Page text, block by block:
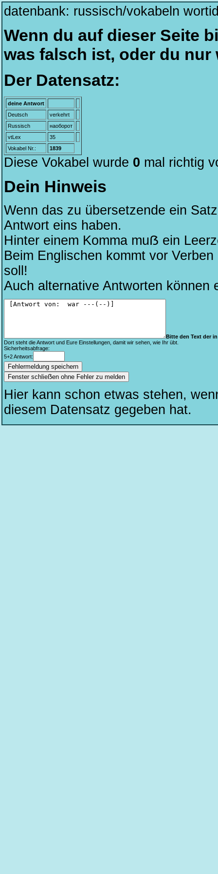
datenbank: russisch/vokabeln
Wenn du auf dieser Seite
was falsch ist, oder du nur
Der Datensatz:
deine Antwort
Deutsch
verkehrt
Russisch
наоборот
vtLex
35
Vokabel Nr.:
1839
Diese Vokabel wurde 0 mal richtig
Dein Hinweis
Wenn das zu übersetzende ein
Antwort eins haben.
Hinter einem Komma muẞ ein
Beim Englischen kommt vor
soll!
Auch alternative Antworten können
Bitte den Text der
Dort steht die Antwort und Eure Einstellungen, damit wir sehen, wie Ihr übt.
Sicherheitsabfrage:
5+2 Antwort:
Fenster schlieẞen ohne Fehler zu melden
Hier kann schon etwas stehen,
diesem Datensatz gegeben hat.